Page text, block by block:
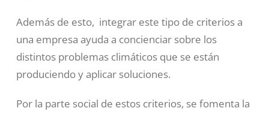
Además de esto, integrar este tipo de criterios a
una empresa ayuda a concienciar sobre los
distintos problemas climáticos que se están
produciendo y aplicar soluciones.
Por la parte social de estos criterios, se fomenta la